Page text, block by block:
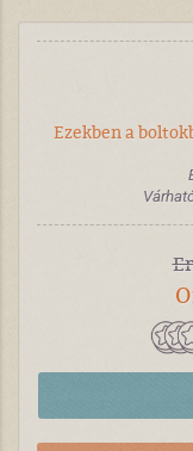
Ezekben a